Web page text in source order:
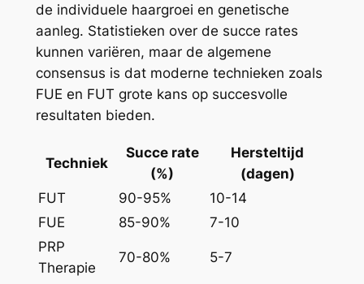
de individuele haargroei en genetische
aanleg. Statistieken over de succe rates
kunnen variëren, maar de algemene
consensus is dat moderne technieken zoals
FUE en FUT grote kans op succesvolle
resultaten bieden.
Techniek
Succe rate
(%)
Hersteltijd
(dagen)
FUT
90-95%
10-14
FUE
85-90%
7-10
PRP
Therapie
70-80% 5-7